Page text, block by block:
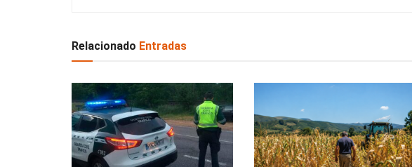
Relacionado Entradas